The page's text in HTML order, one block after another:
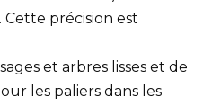
précision est
et arbres lisses et de
les paliers dans les